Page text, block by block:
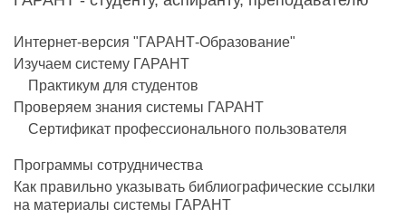
Интернет-версия "ГАРАНТ-Образование"
Изучаем систему ГАРАНТ
Практикум для студентов
Проверяем знания системы ГАРАНТ
Сертификат профессионального пользователя
Программы сотрудничества
Как правильно указывать библиографические ссылки
на материалы системы ГАРАНТ